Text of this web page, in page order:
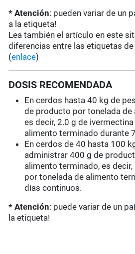
* Atención: pueden variar de un
a la etiqueta!
Lea también el artículo en este
diferencias entre las etiquetas
(enlace)
DOSIS RECOMENDADA
En cerdos hasta 40 kg de
de producto por tonelada
es decir, 2.0 g de
alimento terminado durante
En cerdos de 40 hasta 100
administrar 400 g de
alimento terminado, es
por tonelada de alimento
días continuos.
* Atención: puede variar de un
la etiqueta!